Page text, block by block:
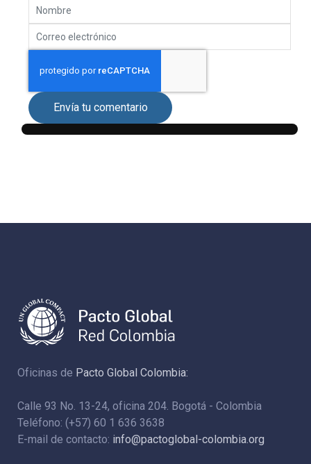
Envía tu comentario
Oficinas de Pacto Global Colombia:
Calle 93 No. 13-24, oficina 204. Bogotá - Colombia
Teléfono: (+57) 60 1 636 3638
E-mail de contacto: info@pactoglobal-colombia.org